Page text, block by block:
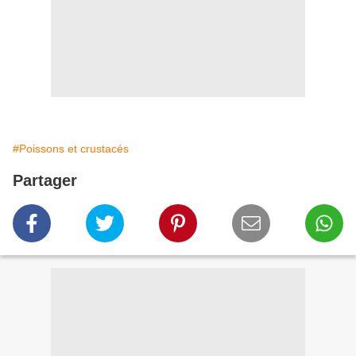
#Poissons et crustacés
Partager